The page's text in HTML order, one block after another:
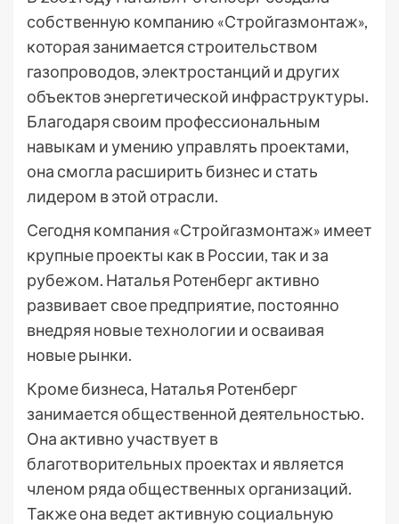
собственную компанию «Стройгазмонтаж»,
которая занимается строительством
газопроводов, электростанций и других
объектов энергетической инфраструктуры.
Благодаря своим профессиональным
навыкам и умению управлять проектами,
она смогла расширить бизнес и стать
лидером в этой отрасли.
Сегодня компания «Стройгазмонтаж» имеет
крупные проекты как в России, так и за
рубежом. Наталья Ротенберг активно
развивает свое предприятие, постоянно
внедряя новые технологии и осваивая
новые рынки.
Кроме бизнеса, Наталья Ротенберг
занимается общественной деятельностью.
Она активно участвует в
благотворительных проектах и является
членом ряда общественных организаций.
Также она ведет активную социальную